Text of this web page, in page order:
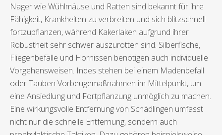
Nager wie Wühlmäuse und Ratten sind bekannt für ihre
Fähigkeit, Krankheiten zu verbreiten und sich blitzschnell
fortzupflanzen, während Kakerlaken aufgrund ihrer
Robustheit sehr schwer auszurotten sind. Silberfische,
Fliegenbefälle und Hornissen benötigen auch individuelle
Vorgehensweisen. Indes stehen bei einem Madenbefall
oder Tauben Vorbeugemaßnahmen im Mittelpunkt, um
eine Ansiedlung und Fortpflanzung unmöglich zu machen.
Eine wirkungsvolle Entfernung von Schädlingen umfasst
nicht nur die schnelle Entfernung, sondern auch